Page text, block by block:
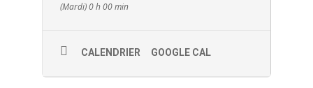
(Mardi) 0 h 00 min
CALENDRIER GOOGLE CAL